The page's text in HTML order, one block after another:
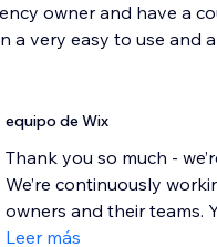
owner and have a
a very easy to use and
equipo de Wix
Thank you so much -
We’re continuously
owners and their teams.
Leer más